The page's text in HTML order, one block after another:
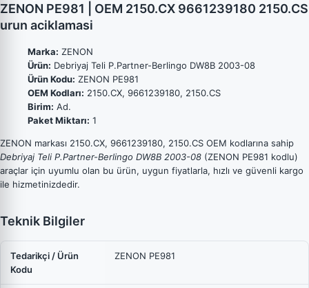
ZENON PE981 | OEM 2150.CX 9661239180 2150.CS
urun aciklamasi
Marka: ZENON
Ürün: Debriyaj Teli P.Partner-Berlingo DW8B 2003-08
Ürün Kodu: ZENON PE981
OEM Kodları: 2150.CX, 9661239180, 2150.CS
Birim: Ad.
Paket Miktarı: 1
ZENON markası 2150.CX, 9661239180, 2150.CS OEM kodlarına sahip
Debriyaj Teli P.Partner-Berlingo DW8B 2003-08 (ZENON PE981 kodlu)
araçlar için uyumlu olan bu ürün, uygun fiyatlarla, hızlı ve güvenli kargo
ile hizmetinizdedir.
Teknik Bilgiler
Tedarikçi / Ürün
Kodu
ZENON PE981